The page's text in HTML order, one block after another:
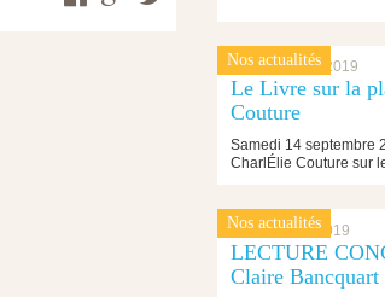
Nos actualités
13 septembre 2019
Le Livre sur la
Couture
Samedi 14 septembre
CharlÉlie Couture sur
Nos actualités
5 septembre 2019
LECTURE
Claire Bancquart